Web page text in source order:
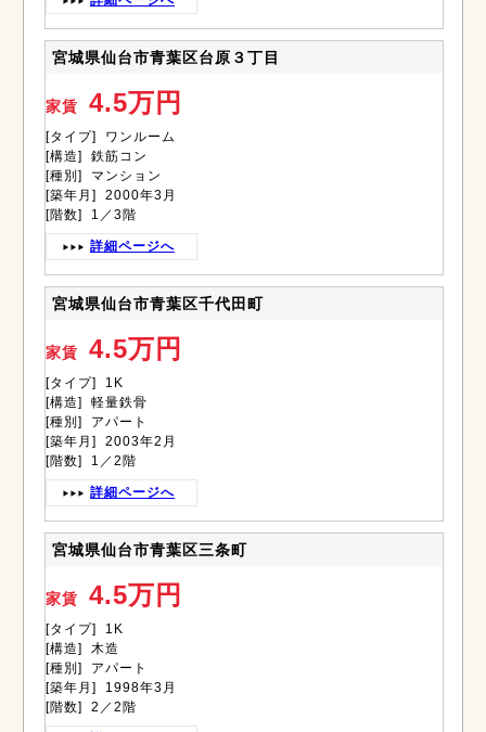
宮城県仙台市青葉区台原３丁目
家賃 4.5万円
[タイプ] ワンルーム
[構造] 鉄筋コン
[種別] マンション
[築年月] 2000年3月
[階数] 1／3階
詳細ページへ
宮城県仙台市青葉区千代田町
家賃 4.5万円
[タイプ] 1K
[構造] 軽量鉄骨
[種別] アパート
[築年月] 2003年2月
[階数] 1／2階
詳細ページへ
宮城県仙台市青葉区三条町
家賃 4.5万円
[タイプ] 1K
[構造] 木造
[種別] アパート
[築年月] 1998年3月
[階数] 2／2階